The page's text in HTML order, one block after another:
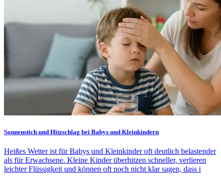
Sonnenstich und Hitzschlag bei Babys und Kleinkindern
Heißes Wetter ist für Babys und Kleinkinder oft deutlich belastender
als für Erwachsene. Kleine Kinder überhitzen schneller, verlieren
leichter Flüssigkeit und können oft noch nicht klar sagen, dass i